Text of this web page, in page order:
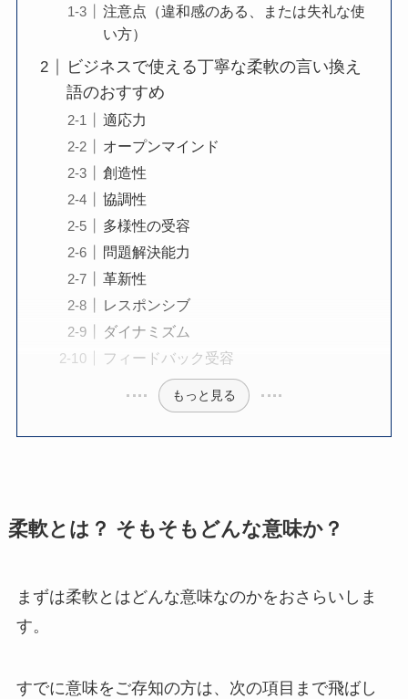
注意点（違和感のある、または失礼な使
い方）
ビジネスで使える丁寧な柔軟の言い換え
語のおすすめ
適応力
オープンマインド
創造性
協調性
多様性の受容
問題解決能力
革新性
レスポンシブ
ダイナミズム
フィードバック受容
もっと見る
柔軟とは？ そもそもどんな意味か？
まずは柔軟とはどんな意味なのかをおさらいしま
す。
すでに意味をご存知の方は、次の項目まで飛ばし